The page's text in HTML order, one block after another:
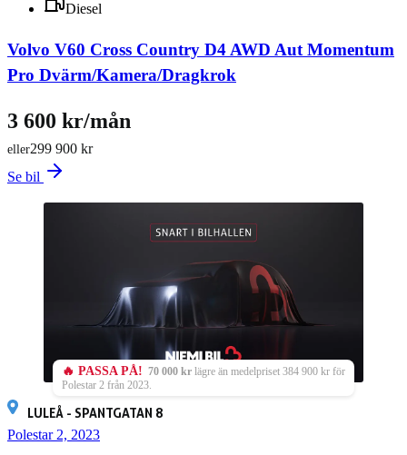
Diesel
Volvo V60 Cross Country D4 AWD Aut Momentum
Pro Dvärm/Kamera/Dragkrok
299 900 kr
eller
3 600 kr/mån
Se bil
🔥 PASSA PÅ! 70 000 kr lägre än medelpriset 384 900 kr för
Polestar 2 från 2023.
LULEÅ - SPANTGATAN 8
Polestar 2, 2023